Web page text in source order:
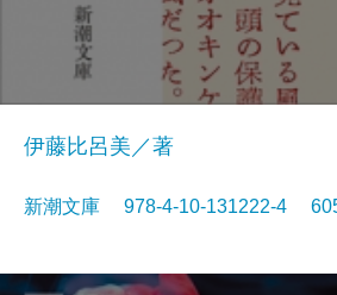
伊藤比呂美／著
新潮文庫 978-4-10-131222-4